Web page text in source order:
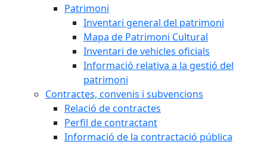
Patrimoni
Inventari general del patrimoni
Mapa de Patrimoni Cultural
Inventari de vehicles oficials
Informació relativa a la gestió del
patrimoni
Contractes, convenis i subvencions
Relació de contractes
Perfil de contractant
Informació de la contractació pública